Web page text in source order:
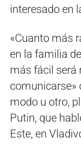
interesado en
«Cuanto más
en la familia
más fácil será
comunicarse»
modo u otro,
Putin, que
Este, en